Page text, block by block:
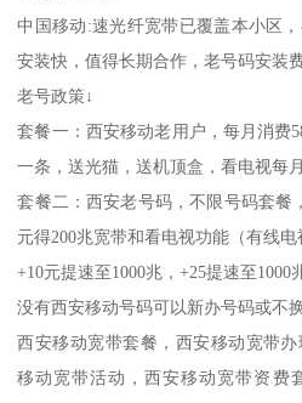
中国移动:速光纤宽带已覆盖本小区
安装快，值得长期合作，老号码安装
老号政策↓
套餐一：西安移动老用户，每月消费
一条，送光猫，送机顶盒，看电视每月
套餐二：西安老号码，不限号码套餐
元得200兆宽带和看电视功能（有线电
+10元提速至1000兆，+25提速至1000
没有西安移动号码可以新办号码或不
西安移动宽带套餐，西安移动宽带
移动宽带活动，西安移动宽带资费